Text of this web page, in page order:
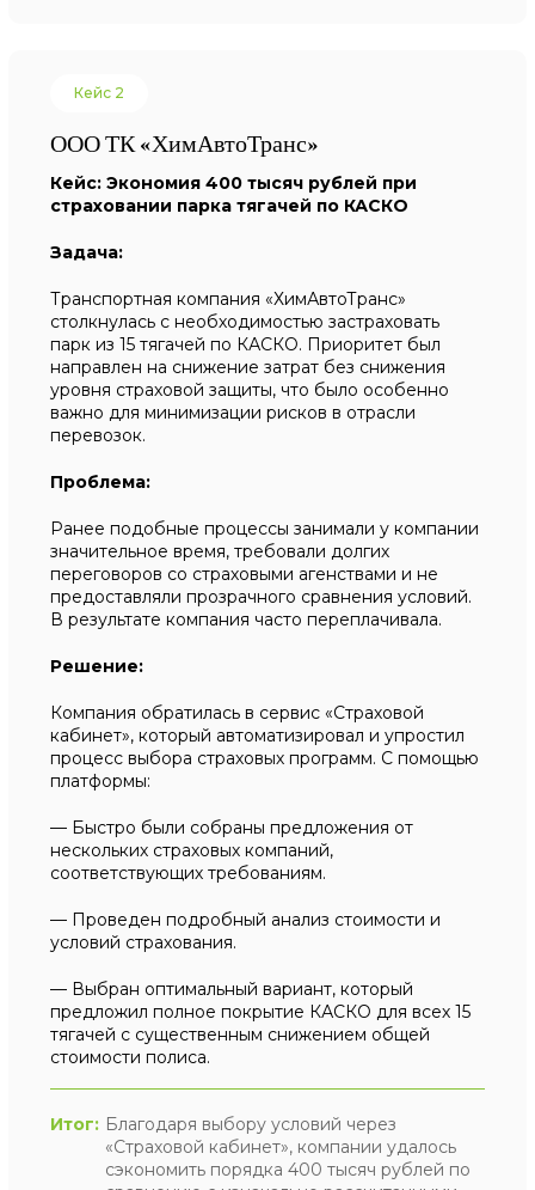
Кейс 2
ООО ТК «ХимАвтоТранс»
Кейс: Экономия 400 тысяч рублей при
страховании парка тягачей по КАСКО
Задача:
Транспортная компания «ХимАвтоТранс»
столкнулась с необходимостью застраховать
парк из 15 тягачей по КАСКО. Приоритет был
направлен на снижение затрат без снижения
уровня страховой защиты, что было особенно
важно для минимизации рисков в отрасли
перевозок.
Проблема:
Ранее подобные процессы занимали у компании
значительное время, требовали долгих
переговоров со страховыми агенствами и не
предоставляли прозрачного сравнения условий.
В результате компания часто переплачивала.
Решение:
Компания обратилась в сервис «Страховой
кабинет», который автоматизировал и упростил
процесс выбора страховых программ. С помощью
платформы:
— Быстро были собраны предложения от
нескольких страховых компаний,
соответствующих требованиям.
— Проведен подробный анализ стоимости и
условий страхования.
— Выбран оптимальный вариант, который
предложил полное покрытие КАСКО для всех 15
тягачей с существенным снижением общей
стоимости полиса.
Итог: Благодаря выбору условий через
«Страховой кабинет», компании удалось
сэкономить порядка 400 тысяч рублей по